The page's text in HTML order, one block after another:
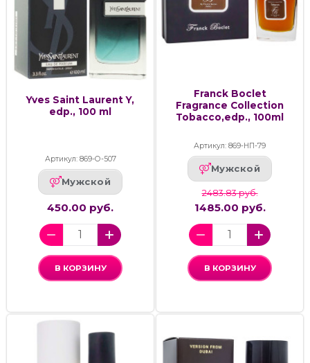
Yves Saint Laurent Y,
edp., 100 ml
Артикул: 869-О-507
Мужской
450.00 руб.
В КОРЗИНУ
Franck Boclet
Fragrance Collection
Tobacco,edp., 100ml
Артикул: 869-НП-79
Мужской
2483.83 руб.
1485.00 руб.
В КОРЗИНУ